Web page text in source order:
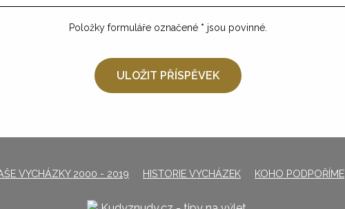
Položky formuláře označené * jsou povinné.
VYCHÁZKY 2000 - 2019 HISTORIE VYCHÁZEK KOHO PODPOŘÍME